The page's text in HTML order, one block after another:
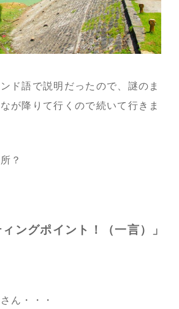
ド語で説明だったので、謎のま
が降りて行くので続いて行きま
？
ングポイント！（一言）」
ん・・・